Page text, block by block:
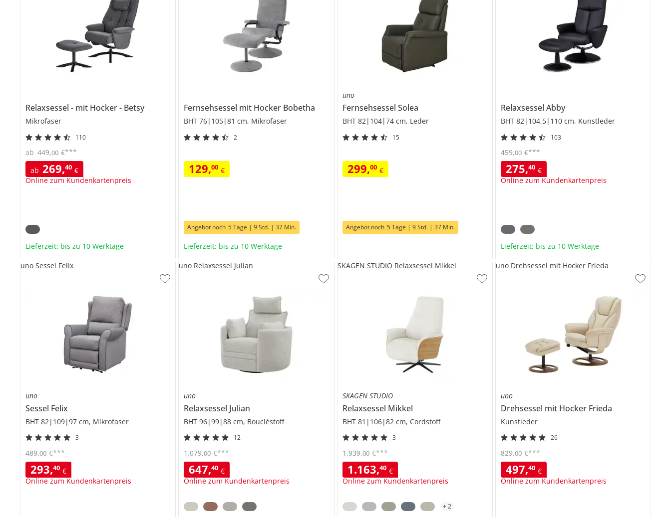
Relaxsessel mit Hocker Betsy
Mikrofaser
110
ab 269,40 €
Online zum Kundenkartenpreis
ab 449,00 €***
Lieferzeit: bis zu 10 Werktage
Fernsehsessel mit Hocker Bobetha
BHT 76|105|81 cm, Mikrofaser
2
129,00 €
Angebot noch 5 Tage | 9 Std. | 37 Min.
Lieferzeit: bis zu 10 Werktage
uno
Fernsehsessel Solea
BHT 82|104|74 cm, Leder
15
299,00 €
Angebot noch 5 Tage | 9 Std. | 37 Min.
Relaxsessel Abby
BHT 82|104,5|110 cm, Kunstleder
103
275,40 €
Online zum Kundenkartenpreis
459,00 €***
Lieferzeit: bis zu 10 Werktage
uno
Sessel Felix
BHT 82|109|97 cm, Mikrofaser
3
293,40 €
Online zum Kundenkartenpreis
489,00 €***
uno Sessel Felix
uno
Relaxsessel Julian
BHT 96|99|88 cm, Boucléstoff
12
647,40 €
Online zum Kundenkartenpreis
1.079,00 €***
uno Relaxsessel Julian
SKAGEN STUDIO
Relaxsessel Mikkel
BHT 81|106|82 cm, Cordstoff
3
1.163,40 €
Online zum Kundenkartenpreis
1.939,00 €***
SKAGEN STUDIO Relaxsessel Mikkel
+2
uno
Drehsessel mit Hocker Frieda
Kunstleder
26
497,40 €
Online zum Kundenkartenpreis
829,00 €***
uno Drehsessel mit Hocker Frieda